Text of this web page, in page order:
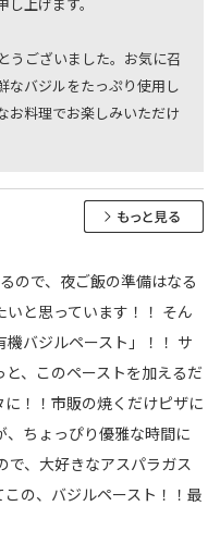
うございました。お気に召
なバジルをたっぷり使用し
お料理でお楽しみいただけ
ので、夜ご飯の準備はなる
と思っています！！ そん
バジルペースト」！！ サ
、このペーストを加えるだ
！！市販の焼くだけピザに
ちょっぴり優雅な時間に
で、大好きなアスパラガス
の、バジルペースト！！最